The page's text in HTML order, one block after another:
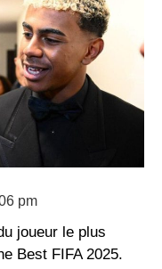
pm
joueur le plus
Best FIFA 2025.